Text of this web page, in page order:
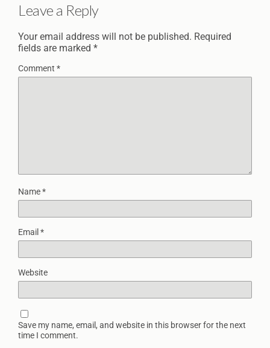
Leave a Reply
Your email address will not be published. Required
fields are marked *
Comment *
Name*
Email *
Website
Save my name, email, and website in this browser for the next
time I comment.